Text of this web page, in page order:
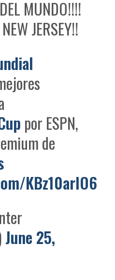
MUNDO!!!!
JERSEY!!
por ESPN,
de
KBz10arlO6
June 25,